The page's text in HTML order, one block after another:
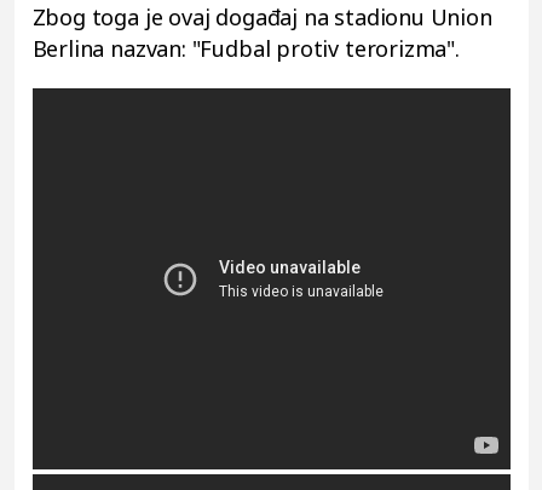
Zbog toga je ovaj događaj na stadionu Union
Berlina nazvan: "Fudbal protiv terorizma".